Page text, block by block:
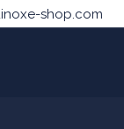
shop.com